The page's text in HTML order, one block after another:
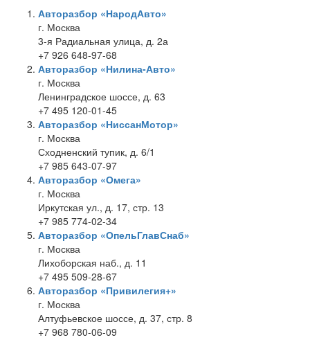
Авторазбор «НародАвто»
г. Москва
3-я Радиальная улица, д. 2а
+7 926 648-97-68
Авторазбор «Нилина-Авто»
г. Москва
Ленинградское шоссе, д. 63
+7 495 120-01-45
Авторазбор «НиссанМотор»
г. Москва
Сходненский тупик, д. 6/1
+7 985 643-07-97
Авторазбор «Омега»
г. Москва
Иркутская ул., д. 17, стр. 13
+7 985 774-02-34
Авторазбор «ОпельГлавСнаб»
г. Москва
Лихоборская наб., д. 11
+7 495 509-28-67
Авторазбор «Привилегия+»
г. Москва
Алтуфьевское шоссе, д. 37, стр. 8
+7 968 780-06-09